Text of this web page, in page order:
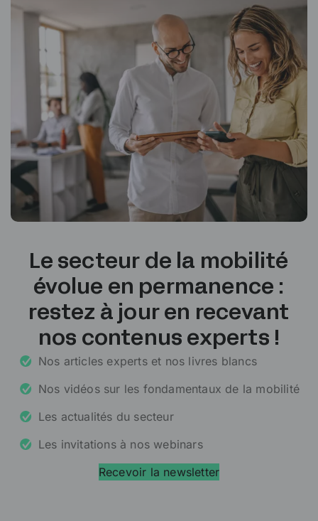
Le secteur de la mobilité
évolue en permanence :
restez à jour en recevant
nos contenus experts !
Nos articles experts et nos livres blancs
Nos vidéos sur les fondamentaux de la mobilité
Les actualités du secteur
Les invitations à nos webinars
Recevoir la newsletter